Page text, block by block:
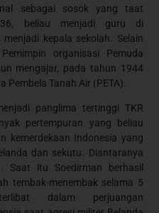
sebagai sosok yang taat
beliau menjadi guru di
kepala sekolah. Selain
organisasi Pemuda
mengajar, pada tahun 1944
Tanah Air (PETA).
panglima tertinggi TKR
pertempuran yang beliau
kemerdekaan Indonesia yang
dan sekutu. Diantaranya
Saat itu Soedirman berhasil
tembak-menembak selama 5
dalam perjuangan